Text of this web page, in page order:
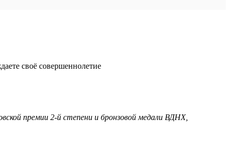
своё совершеннолетие
премии 2-й степени и бронзовой медали ВДНХ,